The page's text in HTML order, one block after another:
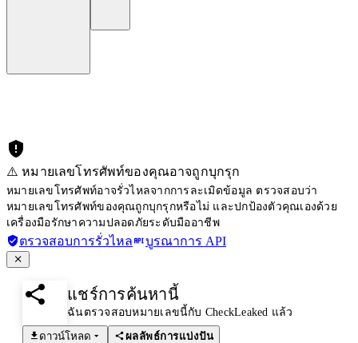
⚠️ หมายเลขโทรศัพท์ของคุณอาจถูกบุกรุก
หมายเลขโทรศัพท์อาจรั่วไหลจากการละเมิดข้อมูล ตรวจสอบว่า
หมายเลขโทรศัพท์ของคุณถูกบุกรุกหรือไม่ และปกป้องตัวคุณเองด้วย
เครื่องมือรักษาความปลอดภัยระดับมืออาชีพ
ตรวจสอบการรั่วไหล บูรณาการ API
แชร์การค้นหานี้
ฉันตรวจสอบหมายเลขนี้กับ CheckLeaked แล้ว
ดาวน์โหลด
ผลลัพธ์การแบ่งปัน